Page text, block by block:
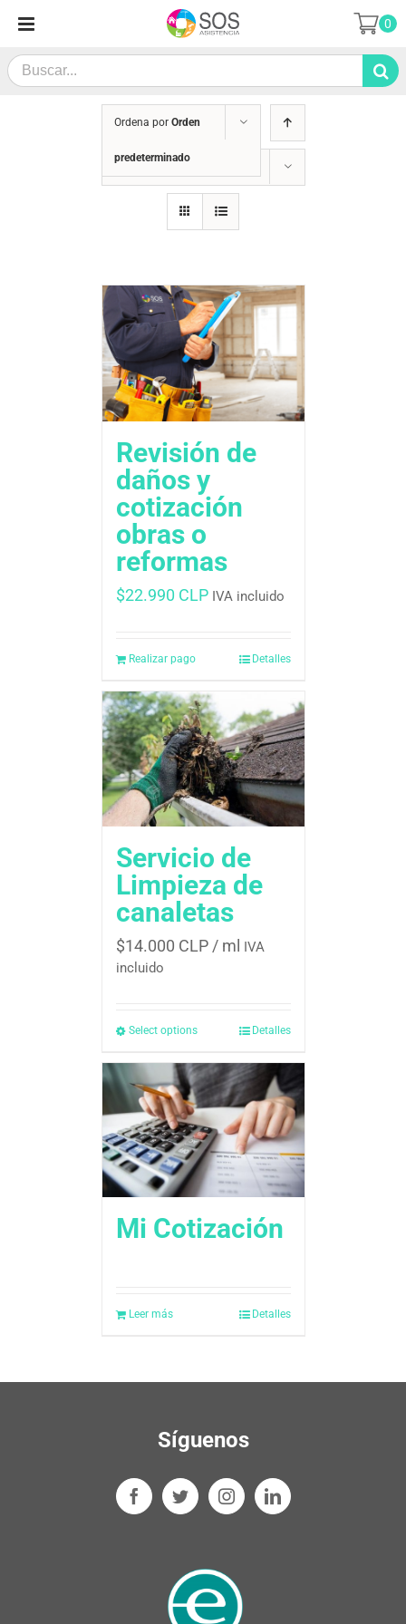
contenido
Search
for:
0
Ordena por Orden
predeterminado
Mostrar
Revisión de
daños y
cotización 
obras o
reformas
$22.990 CLP IVA incluido
Realizar pago Detalles
Servicio de
Limpieza de
canaletas
$14.000 CLP/ ml IVA
incluido
Select options Detalles
Mi Cotización
Leer más Detalles
Síguenos